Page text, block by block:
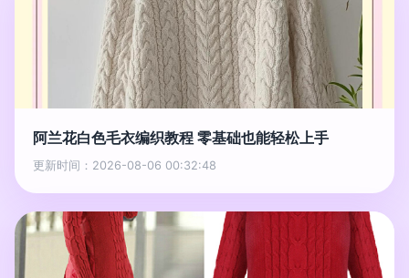
阿兰花白色毛衣编织教程 零基础也能轻松上手
更新时间：2026-08-06 00:32:48